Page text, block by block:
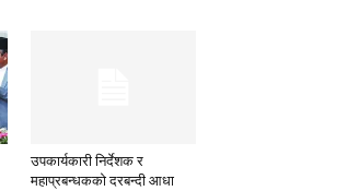
उपकार्यकारी निर्देशक र
महाप्रबन्धकको दरबन्दी आधा